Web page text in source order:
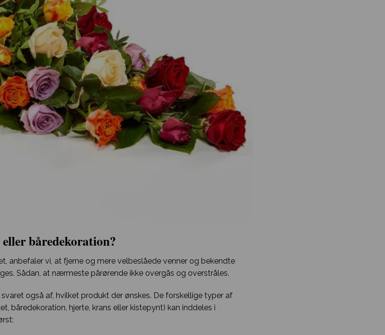
båredekoration?
anbefaler vi, at fjerne og mere velbeslåede venner og bekendte
Sådan, at nærmeste pårørende ikke overgås og overstråles.
også af, hvilket produkt der ønskes. De forskellige typer af
båredekoration, hjerte, krans eller kistepynt) kan inddeles i